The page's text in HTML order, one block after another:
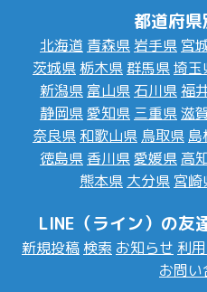
都道府
北海道 青森県 岩手県 宮
茨城県 栃木県群馬県埼玉
新潟県 富山県 石川県福
静岡県愛知県 三重県滋
奈良県 和歌山県 鳥取県 島
徳島県 香川県愛媛県 高
熊本県 大分県 宮崎
LINE（ライン）の友
新規投稿 検索 お知らせ 利
お問い